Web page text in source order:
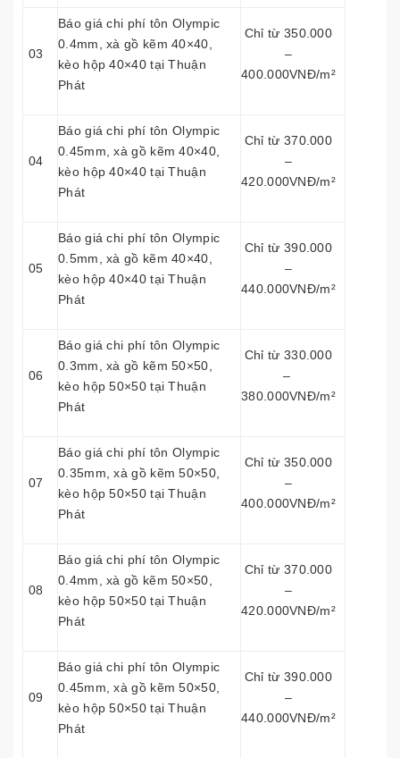
03
Báo giá chi phí tôn Olympic
0.4mm, xà gồ kẽm 40×40,
kèo hộp 40×40 tại Thuận
Phát
Chỉ từ 350.000
–
400.000VNĐ/m²
04
Báo giá chi phí tôn Olympic
0.45mm, xà gồ kẽm 40×40,
kèo hộp 40×40 tại Thuận
Phát
Chỉ từ 370.000
–
420.000VNĐ/m²
05
Báo giá chi phí tôn Olympic
0.5mm, xà gồ kẽm 40×40,
kèo hộp 40×40 tại Thuận
Phát
Chỉ từ 390.000
–
440.000VNĐ/m²
06
Báo giá chi phí tôn Olympic
0.3mm, xà gồ kẽm 50×50,
kèo hộp 50×50 tại Thuận
Phát
Chỉ từ 330.000
–
380.000VNĐ/m²
07
Báo giá chi phí tôn Olympic
0.35mm, xà gồ kẽm 50×50,
kèo hộp 50×50 tại Thuận
Phát
Chỉ từ 350.000
–
400.000VNĐ/m²
08
Báo giá chi phí tôn Olympic
0.4mm, xà gồ kẽm 50×50,
kèo hộp 50×50 tại Thuận
Phát
Chỉ từ 370.000
–
420.000VNĐ/m²
09
Báo giá chi phí tôn Olympic
0.45mm, xà gồ kẽm 50×50,
kèo hộp 50×50 tại Thuận
Phát
Chỉ từ 390.000
–
440.000VNĐ/m²